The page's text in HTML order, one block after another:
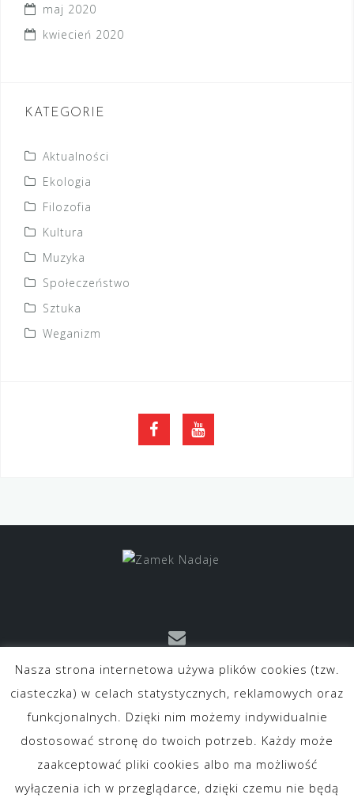
maj 2020
kwiecień 2020
KATEGORIE
Aktualności
Ekologia
Filozofia
Kultura
Muzyka
Społeczeństwo
Sztuka
Weganizm
YouTube
kontakt@zameknadaje.pl
O nas Kontakt Polityka prywatności
Nasza strona internetowa używa plików cookies (tzw.
ciasteczka) w celach statystycznych, reklamowych oraz
funkcjonalnych. Dzięki nim możemy indywidualnie
dostosować stronę do twoich potrzeb. Każdy może
zaakceptować pliki cookies albo ma możliwość
wyłączenia ich w przeglądarce, dzięki czemu nie będą